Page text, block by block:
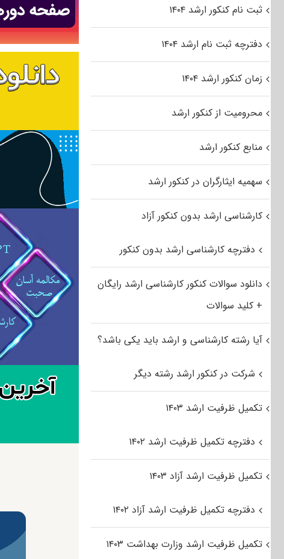
ثبت نام کنکور ارشد ۱۴۰۴
دفترچه ثبت نام ارشد ۱۴۰۴
زمان کنکور ارشد ۱۴۰۴
محرومیت از کنکور ارشد
منابع کنکور ارشد
سهمیه ایثارگران در کنکور ارشد
کارشناسی ارشد بدون کنکور آزاد
دفترچه کارشناسی ارشد بدون کنکور
دانلود سوالات کنکور کارشناسی ارشد رایگان
+ کلید سوالات
آیا رشته کارشناسی و ارشد باید یکی باشد؟
شرکت در کنکور ارشد رشته دیگر
تکمیل ظرفیت ارشد ۱۴۰۳
دفترچه تکمیل ظرفیت ارشد ۱۴۰۲
تکمیل ظرفیت ارشد آزاد ۱۴۰۳
دفترچه تکمیل ظرفیت ارشد آزاد ۱۴۰۲
تکمیل ظرفیت ارشد وزارت بهداشت ۱۴۰۳